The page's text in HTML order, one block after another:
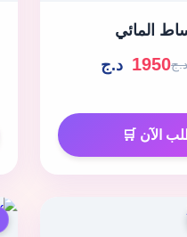
المائي
1950 د.ج
الآن 🛒